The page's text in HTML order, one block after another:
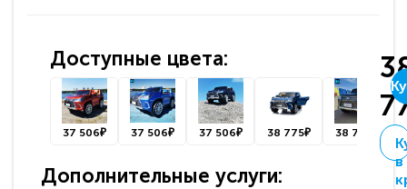
Доступные цвета:
37 506₽ 37 506₽ 37 506₽ 38 775₽ 38 775₽
Дополнительные услуги:
в